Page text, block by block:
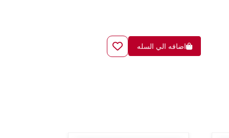
اضافه الي السله